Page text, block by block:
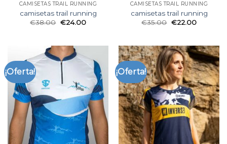
CAMISETAS TRAIL RUNNING
camisetas trail running
€38.00 €24.00
CAMISETAS TRAIL RUNNING
camisetas trail running
€35.00 €22.00
¡Oferta! ¡Oferta!